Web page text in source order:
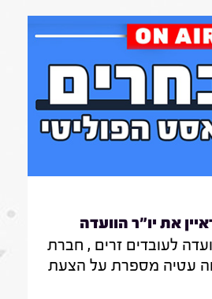
את יו"ר הוועדה
, חברת הכנסת אתי חווה
לעובדים זרים , חברת
עטיה מספרת על הצעת